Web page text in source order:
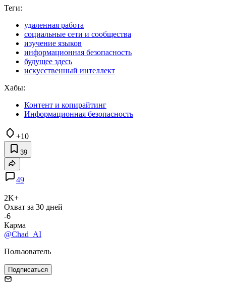
Теги:
удаленная работа
социальные сети и сообщества
изучение языков
информационная безопасность
будущее здесь
искусственный интеллект
Хабы:
Контент и копирайтинг
Информационная безопасность
+10
39
49
2K+
Охват за 30 дней
-6
Карма
@Chad_AI
Пользователь
Подписаться